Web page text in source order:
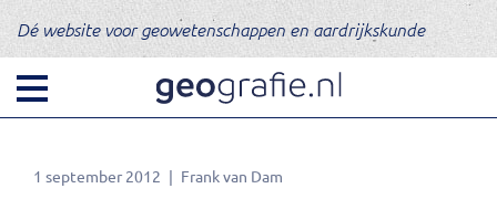
Dé website voor geowetenschappen en aardrijkskunde
1 september 2012 Frank van Dam